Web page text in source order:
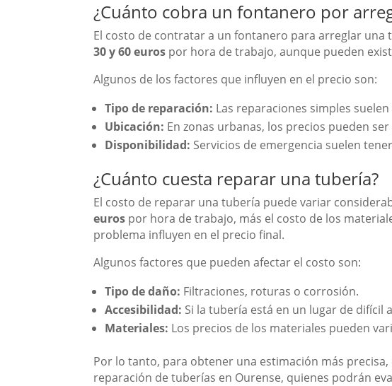
¿Cuánto cobra un fontanero por
El costo de contratar a un fontanero para arreglar una
30 y 60 euros por hora de trabajo, aunque pueden
Algunos de los factores que influyen en el precio son:
Tipo de reparación: Las reparaciones simples
Ubicación: En zonas urbanas, los precios pueden
Disponibilidad: Servicios de emergencia suelen
¿Cuánto cuesta reparar una tubería?
El costo de reparar una tubería puede variar
euros por hora de trabajo, más el costo de los
problema influyen en el precio final.
Algunos factores que pueden afectar el costo son:
Tipo de daño: Filtraciones, roturas o corrosión.
Accesibilidad: Si la tubería está en un lugar de difícil
Materiales: Los precios de los materiales pueden
Por lo tanto, para obtener una estimación más
reparación de tuberías en Ourense, quienes podrán